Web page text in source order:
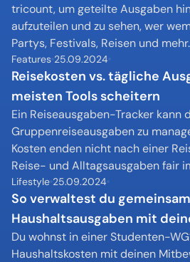
tricount, um geteilte Ausgaben
aufzuteilen und zu sehen, wer
Partys, Festivals, Reisen und mehr.
Features 25.09.2024
Reisekosten vs. tägliche
meisten Tools scheitern
Ein Reiseausgaben-Tracker kann
Gruppenreiseausgaben zu
Kosten enden nicht nach einer
Reise- und Alltagsausgaben fair
Lifestyle 25.09.2024
So verwaltest du
Haushaltsausgaben mit
Du wohnst in einer Studenten-
Haushaltskosten mit deinen